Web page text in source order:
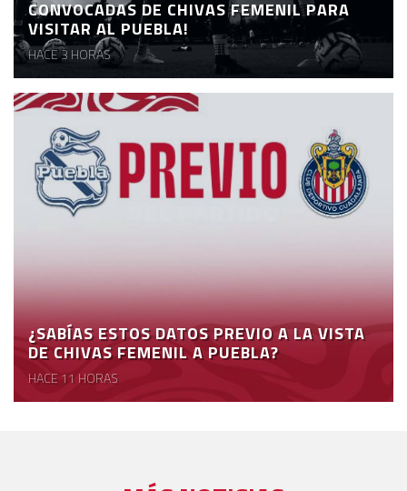
CONVOCADAS DE CHIVAS FEMENIL PARA
VISITAR AL PUEBLA!
HACE 3 HORAS
¿SABÍAS ESTOS DATOS PREVIO A LA VISTA
DE CHIVAS FEMENIL A PUEBLA?
HACE 11 HORAS